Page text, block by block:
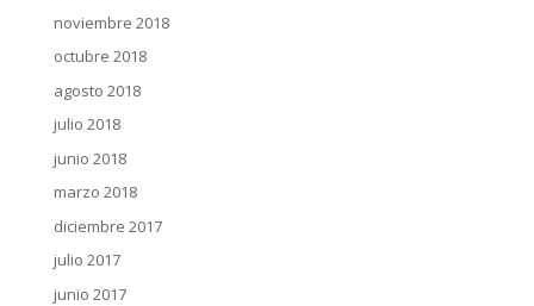
noviembre 2018
octubre 2018
agosto 2018
julio 2018
junio 2018
marzo 2018
diciembre 2017
julio 2017
junio 2017